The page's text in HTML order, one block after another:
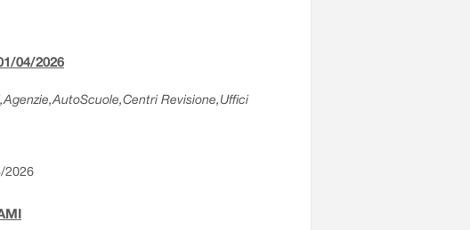
04/2026
Revisione,Uffici
2026